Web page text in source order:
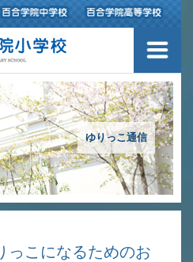
ゆりっこ通信
っこになるためのお
３つの豊かさ・沿革
施設紹介
アクセスマップ
制服紹介
スクールバス運行